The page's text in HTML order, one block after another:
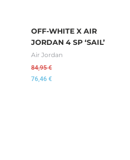
OFF-WHITE X AIR
JORDAN 4 SP ‘SAIL’
Air Jordan
84,95€
76,46 €